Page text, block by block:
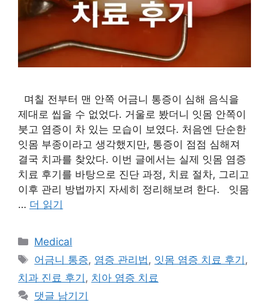
며칠 전부터 맨 안쪽 어금니 통증이 심해 음식을
제대로 씹을 수 없었다. 거울로 봤더니 잇몸 안쪽이
붓고 염증이 차 있는 모습이 보였다. 처음엔 단순한
잇몸 부종이라고 생각했지만, 통증이 점점 심해져
결국 치과를 찾았다. 이번 글에서는 실제 잇몸 염증
치료 후기를 바탕으로 진단 과정, 치료 절차, 그리고
이후 관리 방법까지 자세히 정리해보려 한다. 잇몸
… 더 읽기
카
테
리
Medical
태
그
어금니 통증, 염증 관리법, 잇몸 염증 치료 후기 ,
치과 진료 후기 , 치아 염증 치료
댓글 남기기